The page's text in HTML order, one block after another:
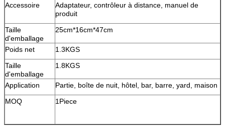
Accessoire
Adaptateur, contrôleur à distance, manuel de
produit
Taille
d'emballage
25cm*16cm*47cm
Poids net
1.3KGS
Taille
d'emballage
1.8KGS
Application
Partie, boîte de nuit, hôtel, bar, barre, yard, maison
MOQ
1Piece